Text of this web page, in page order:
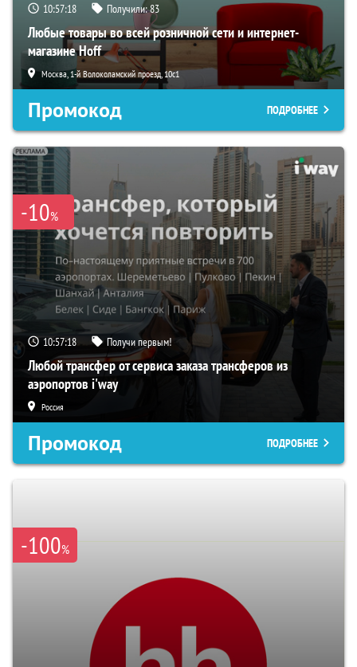
10:57:16 Получили:83
Любые товары во всей розничной сети и интернет-
магазине Hoff
Москва, 1-й Волоколамский проезд, 10с1
Промокод ПОДРОБНЕЕ
-10%
10:57:16 Получи первым!
Любой трансфер от сервиса заказа трансферов из
аэропортов i'way
Россия
Промокод ПОДРОБНЕЕ
-100%